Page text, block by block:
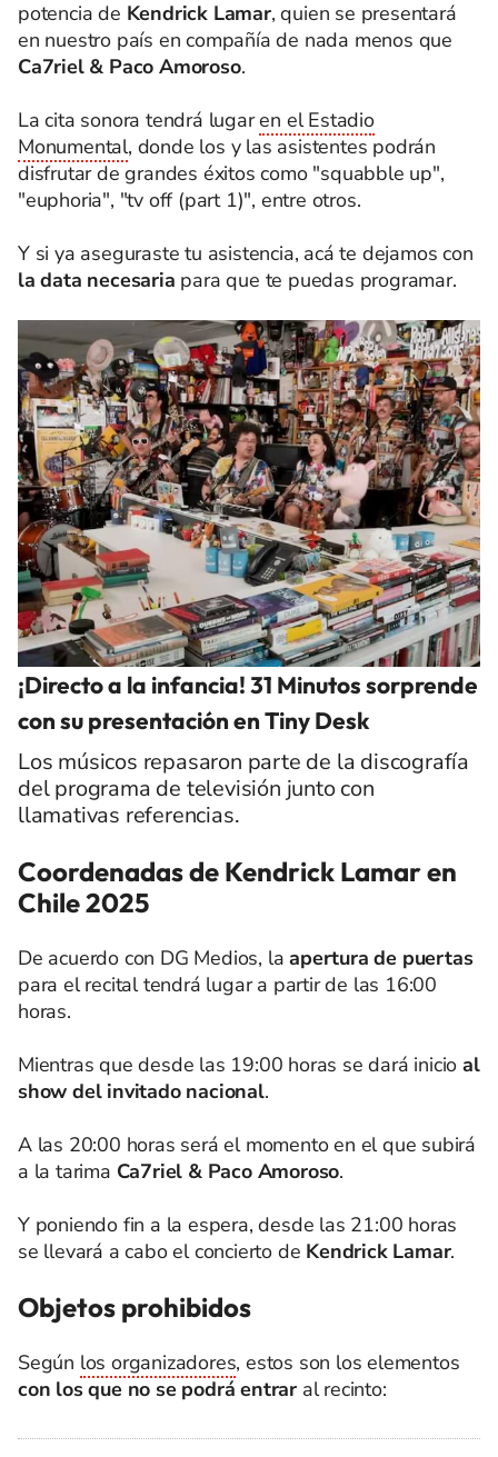
potencia de Kendrick Lamar, quien se presentará
en nuestro país en compañía de nada menos que
Ca7riel & Paco Amoroso.
La cita sonora tendrá lugaren el Estadio
Monumental, donde los y las asistentes podrán
disfrutar de grandes éxitos como "squabble up",
"euphoria", "tv off (part 1)", entre otros.
Y si ya aseguraste tu asistencia, acá te dejamos con
la data necesaria para que te puedas programar.
¡Directo a la infancia! 31 Minutos sorprende
con su presentación en Tiny Desk
Los músicos repasaron parte de la discografía
del programa de televisión junto con
llamativas referencias.
Coordenadas de Kendrick Lamar en
Chile 2025
De acuerdo con DG Medios, laapertura de puertas
para el recital tendrá lugar a partir de las 16:00
horas.
Mientras que desde las 19:00 horas se dará inicio al
show del invitado nacional.
A las 20:00 horas será el momento en el que subirá
a la tarima Ca7riel & Paco Amoroso.
Y poniendo fin a la espera, desde las 21:00 horas
se llevará a cabo el concierto de Kendrick Lamar.
Objetos prohibidos
Según los organizadores, estos son los elementos
con los que no se podrá entrar al recinto: